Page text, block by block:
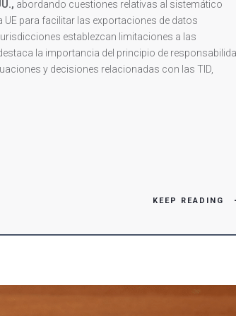
abordando cuestiones relativas al sistemático
para facilitar las exportaciones de datos
establezcan limitaciones a las
la importancia del principio de
y decisiones relacionadas con las TID,
KEEP READING